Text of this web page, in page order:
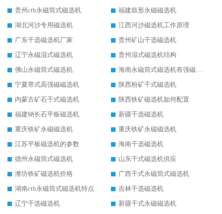
贵州ctb永磁筒式磁选机
福建鼓形永磁磁选机
湖北河沙专用磁选机
江西河沙磁选机工作原理
广东干选磁选机厂家
贵州矿山干选磁选机
辽宁永磁湿式磁选机
贵州湿式磁选机结构
佛山永磁筒式磁选机
海南永磁筒式磁选机有强磁的吗
宁夏带式高强磁磁选机
陕西粉矿干式磁选机
内蒙古矿石干式磁选机
陕西铁矿磁选机如何配置
福建钠长石平板磁选机
新疆干选磁选机
重庆铁矿永磁磁选机
重庆铁矿永磁磁选机
江苏平板磁选机的参数
海南干选磁选机
德州永磁筒式磁选机
山东干式磁选机供应
潍坊铁矿磁选机价格
广西干式永磁筒式磁选机
湖南ctb永磁筒式磁选机特点
吉林干选磁选机
辽宁干选磁选机
新疆干式永磁磁选机